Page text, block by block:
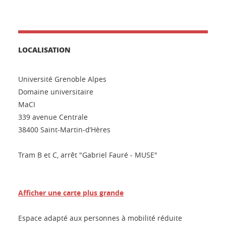
LOCALISATION
Université Grenoble Alpes
Domaine universitaire
MaCI
339 avenue Centrale
38400 Saint-Martin-d’Hères
Tram B et C, arrêt "Gabriel Fauré - MUSE"
Afficher une carte plus grande
Espace adapté aux personnes à mobilité réduite